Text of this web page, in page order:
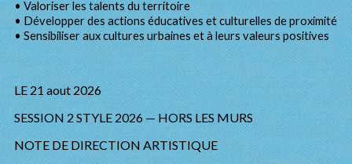
• Valoriser les talents du territoire
• Développer des actions éducatives et culturelles de proximité
• Sensibiliser aux cultures urbaines et à leurs valeurs positives
LE 21 aout 2026
SESSION 2 STYLE 2026 — HORS LES MURS
NOTE DE DIRECTION ARTISTIQUE